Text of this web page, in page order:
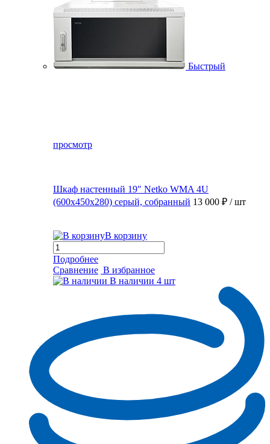
Быстрый
просмотр
Шкаф настенный 19″ Netko WMA 4U
(600x450x280) серый, собранный 13 000 ₽ / шт
В корзину
Подробнее
Сравнение В избранное
В наличии 4 шт